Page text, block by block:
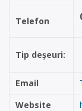
Telefon
Tip deșeuri:
Email
Website